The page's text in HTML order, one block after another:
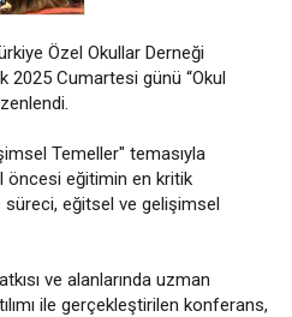
Özel Okullar Derneği
2025 Cumartesi günü “Okul
Temeller" temasıyla
öncesi eğitimin en kritik
eğitsel ve gelişimsel
ve alanlarında uzman
ile gerçekleştirilen konferans,